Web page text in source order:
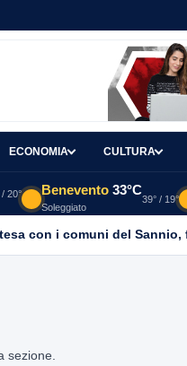
ECONOMIA CULTURA
/ 20° Benevento 33°C
Soleggiato
39° / 19°
con i comuni del
sezione.